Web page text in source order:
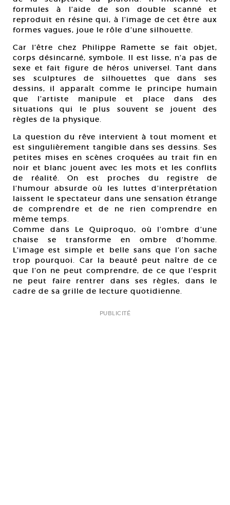
formules à l’aide de son double scanné et
reproduit en résine qui, à l’image de cet être aux
formes vagues, joue le rôle d’une silhouette.
Car l’être chez Philippe Ramette se fait objet,
corps désincarné, symbole. Il est lisse, n’a pas de
sexe et fait figure de héros universel. Tant dans
ses sculptures de silhouettes que dans ses
dessins, il apparaît comme le principe humain
que l’artiste manipule et place dans des
situations qui le plus souvent se jouent des
règles de la physique.
La question du rêve intervient à tout moment et
est singulièrement tangible dans ses dessins. Ses
petites mises en scènes croquées au trait fin en
noir et blanc jouent avec les mots et les conflits
de réalité. On est proches du registre de
l’humour absurde où les luttes d’interprétation
laissent le spectateur dans une sensation étrange
de comprendre et de ne rien comprendre en
même temps.
Comme dans Le Quiproquo, où l’ombre d’une
chaise se transforme en ombre d’homme.
L’image est simple et belle sans que l’on sache
trop pourquoi. Car la beauté peut naître de ce
que l’on ne peut comprendre, de ce que l’esprit
ne peut faire rentrer dans ses règles, dans le
cadre de sa grille de lecture quotidienne.
PUBLICITÉ